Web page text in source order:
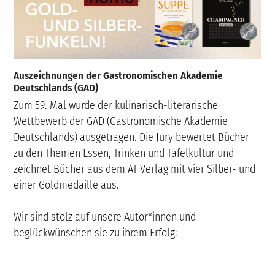
Auszeichnungen der Gastronomischen Akademie
Deutschlands (GAD)
Zum 59. Mal wurde der kulinarisch-literarische
Wettbewerb der GAD (Gastronomische Akademie
Deutschlands) ausgetragen. Die Jury bewertet Bücher
zu den Themen Essen, Trinken und Tafelkultur und
zeichnet Bücher aus dem AT Verlag mit vier Silber- und
einer Goldmedaille aus.
Wir sind stolz auf unsere Autor*innen und
beglückwünschen sie zu ihrem Erfolg: